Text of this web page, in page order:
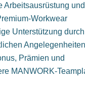
Arbeitsausrüstung und
Workwear
Unterstützung
Angelegenheiten
Prämien und
MANWORK-